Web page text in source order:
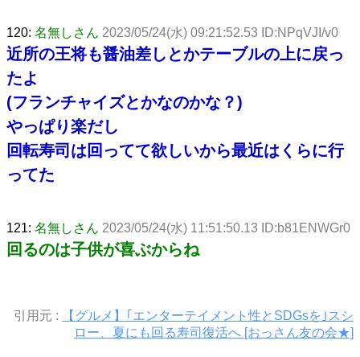
120: 名無しさん 2023/05/24(水) 09:21:52.53 ID:NPqVJI/v0
近所の王将も醤油差しとかテーブルの上に戻っ
たよ
(フランチャイズとかなのかな？)
やっぱり楽だし
回転寿司は回ってて欲しいから最近はくらに行
ってた
121: 名無しさん 2023/05/24(水) 11:51:50.13 ID:b81ENWGr0
回るのは子供が喜ぶからね
引用元 :
【グルメ】｢エンターテイメント性とSDGsを｣スシ
ロー、夏にも回る寿司復活へ [おっさん友の会★]